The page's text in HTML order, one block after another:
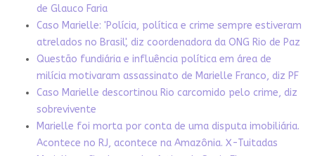
de Glauco Faria
Caso Marielle: 'Polícia, política e crime sempre estiveram
atrelados no Brasil', diz coordenadora da ONG Rio de Paz
Questão fundiária e influência política em área de
milícia motivaram assassinato de Marielle Franco, diz PF
Caso Marielle descortinou Rio carcomido pelo crime, diz
sobrevivente
Marielle foi morta por conta de uma disputa imobiliária.
Acontece no RJ, acontece na Amazônia. X-Tuitadas